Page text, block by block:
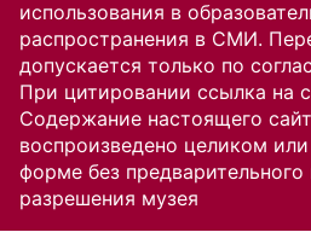
использования в
распространения в СМИ.
допускается только по
При цитировании ссылка на
Содержание настоящего
воспроизведено целиком
форме без предварительного
разрешения музея